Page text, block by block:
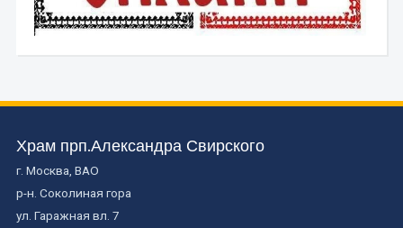
Храм прп.Александра Свирского
г. Москва, ВАО
р-н. Соколиная гора
ул. Гаражная вл. 7